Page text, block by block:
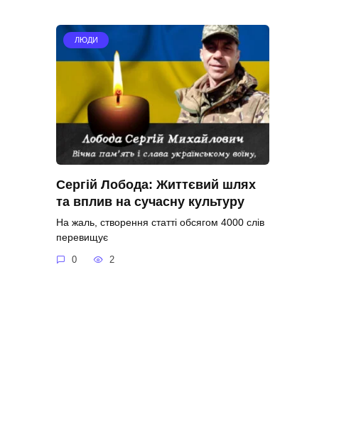
ЛЮДИ
Сергій Лобода: Життєвий шлях
та вплив на сучасну культуру
На жаль, створення статті обсягом 4000 слів
перевищує
0 2